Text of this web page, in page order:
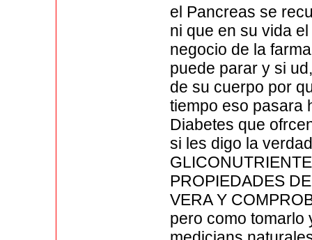
el Pancreas se
ni que en su vida
negocio de la
puede parar y si
de su cuerpo por
tiempo eso pasara
Diabetes que
si les digo la
PROPIEDADES
VERA Y
pero como tomarlo